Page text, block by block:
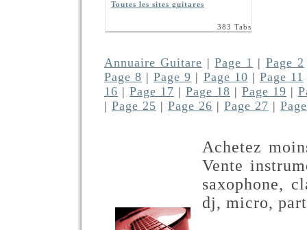
Toutes les sites guitares
383 Tabs
Annuaire Guitare |Page 1 | Page 2
Page 8 |Page 9 | Page 10 | Page 11
16 | Page 17 | Page 18 | Page 19 |
| Page 25 | Page 26 | Page 27 |
Achetez
Vente
saxophone,
dj, micro,